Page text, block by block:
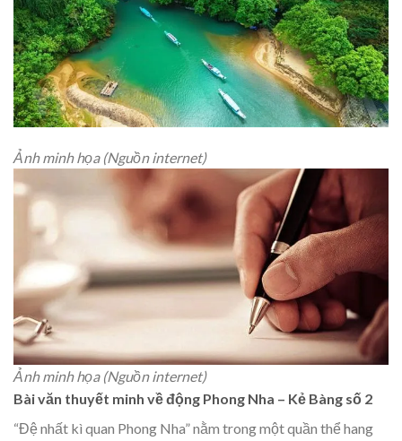
Ảnh minh họa (Nguồn internet)
Ảnh minh họa (Nguồn internet)
Bài văn thuyết minh về động Phong Nha – Kẻ Bàng số 2
“Đệ nhất kì quan Phong Nha” nằm trong một quần thể hang